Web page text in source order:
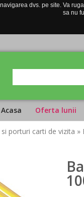
dvs. pe site. Va
sa nu
Acasa Oferta lunii
si porturi carti de vizita »